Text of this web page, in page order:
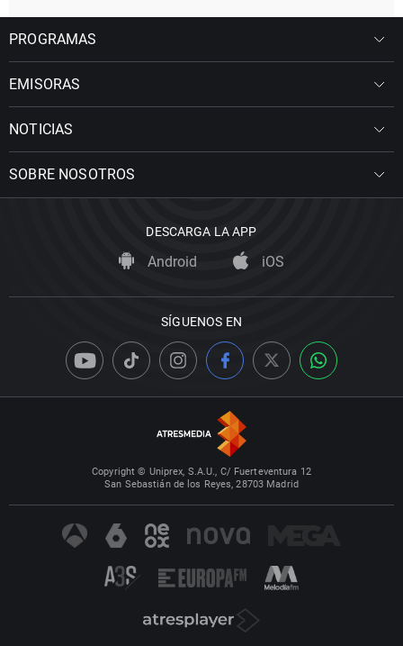
PROGRAMAS
EMISORAS
NOTICIAS
SOBRE NOSOTROS
DESCARGA LA APP
Android iOS
SÍGUENOS EN
Copyright © Uniprex, S.A.U., C/ Fuerteventura 12
San Sebastián de los Reyes, 28703 Madrid